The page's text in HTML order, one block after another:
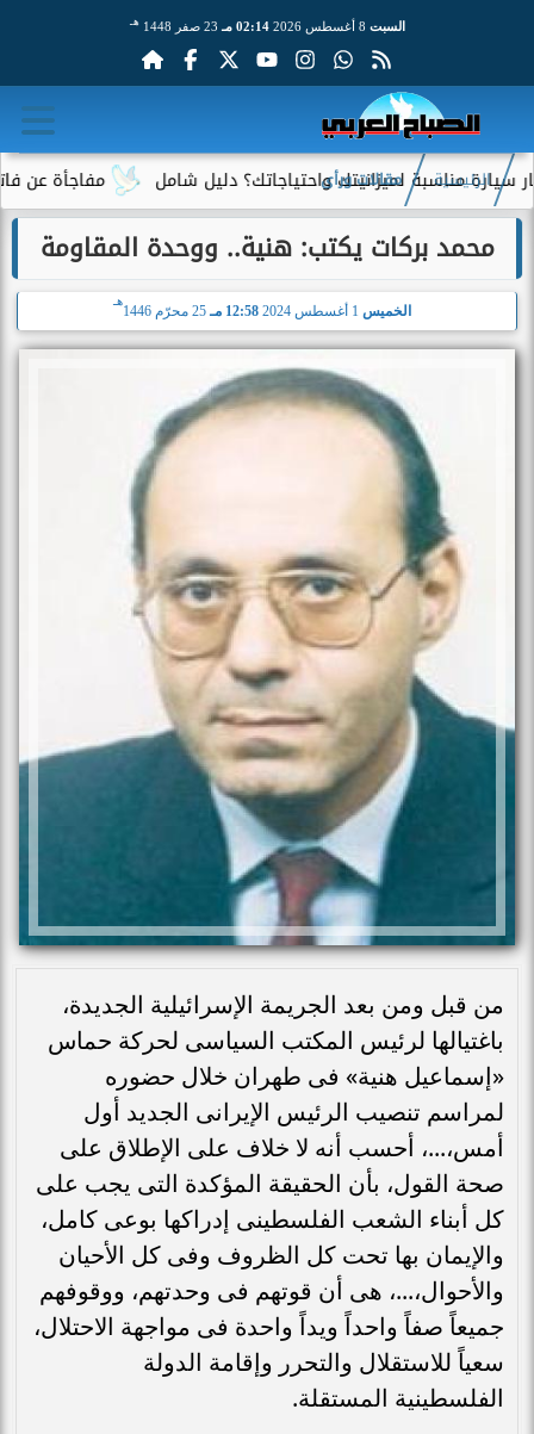
السبت 02:14 مـ 23 صفر 1448 هـ
مفاجأة عن فاتورة لميزانيتك واحتياجاتك؟ دليل شامل
الرئيسية مقالات ورأى
محمد بركات يكتب: هنية.. ووحدة المقاومة
الخميس 12:58 مـ 25 محرّم 1446
هـ
من قبل ومن بعد الجريمة الإسرائيلية الجديدة،
باغتيالها لرئيس المكتب السياسى لحركة حماس
«إسماعيل هنية» فى طهران خلال حضوره
لمراسم تنصيب الرئيس الإيرانى الجديد أول
أمس،...، أحسب أنه لا خلاف على الإطلاق على
صحة القول، بأن الحقيقة المؤكدة التى يجب على
كل أبناء الشعب الفلسطينى إدراكها بوعى كامل،
والإيمان بها تحت كل الظروف وفى كل الأحيان
والأحوال،...، هى أن قوتهم فى وحدتهم، ووقوفهم
جميعاً صفاً واحداً ويداً واحدة فى مواجهة الاحتلال،
سعياً للاستقلال والتحرر وإقامة الدولة
الفلسطينية المستقلة.